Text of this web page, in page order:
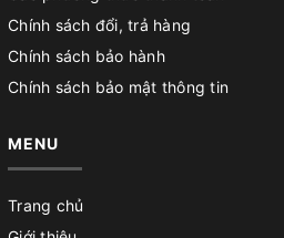
Chính sách đổi, trả hàng
Chính sách bảo hành
Chính sách bảo mật thông tin
MENU
Trang chủ